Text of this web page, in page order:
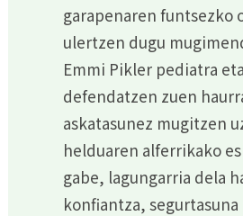
garapenaren funtsezko
ulertzen dugu
Emmi Pikler pediatra
defendatzen zuen
askatasunez mugitzen
helduaren alferrikako
gabe, lagungarria dela
konfiantza, segurtasuna